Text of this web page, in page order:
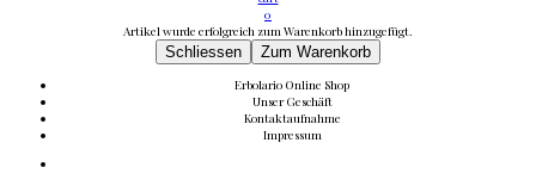
0
Artikel wurde erfolgreich zum Warenkorb hinzugefügt.
Schliessen Zum Warenkorb
Erbolario Online Shop
Unser Geschäft
Kontaktaufnahme
Impressum